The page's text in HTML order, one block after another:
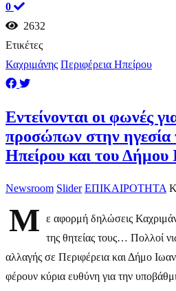
0
2632
Ετικέτες
Καχριμάνης Περιφέρεια Ηπείρου
Εντείνονται οι φωνές
προσώπων στην ηγεσία
Ηπείρου και του Δήμου
Newsroom Slider ΕΠΙΚΑΙΡΟΤΗΤΑ
Μ
ε αφορμή δηλώσεις
της θητείας τους… Πολλοί
αλλαγής σε Περιφέρεια και Δήμο
φέρουν κύρια ευθύνη για την